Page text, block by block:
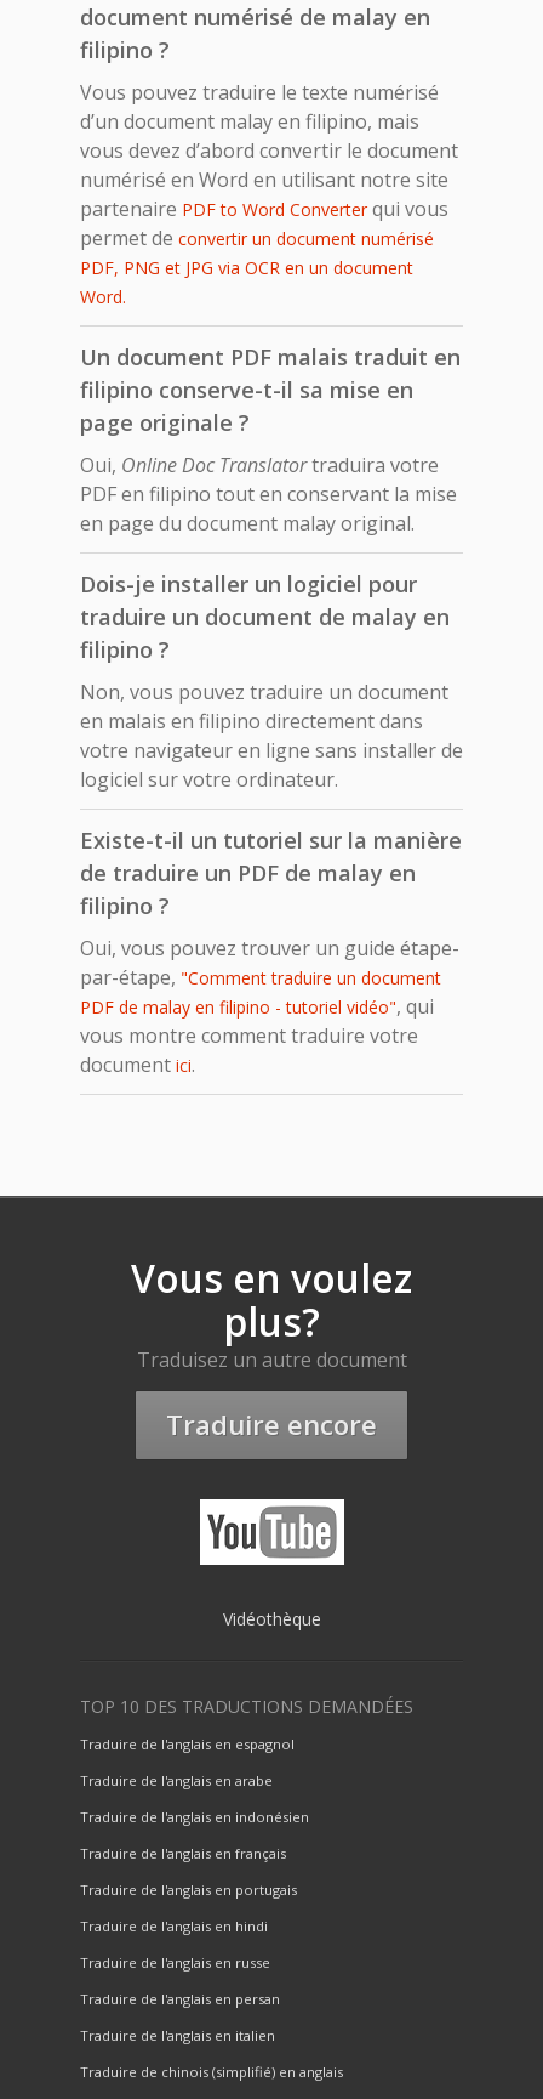
document numérisé de malay en
filipino ?
Vous pouvez traduire le texte numérisé
d’un document malay en filipino, mais
vous devez d’abord convertir le document
numérisé en Word en utilisant notre site
partenaire PDF to Word Converterqui vous
permet de convertir un document numérisé
PDF, PNG et JPG via OCR en un document
Word.
Un document PDF malais traduit en
filipino conserve-t-il sa mise en
page originale ?
Oui, Online Doc Translatortraduira votre
PDF en filipino tout en conservant la mise
en page du document malay original.
Dois-je installer un logiciel pour
traduire un document de malay en
filipino ?
Non, vous pouvez traduire un document
en malais en filipino directement dans
votre navigateur en ligne sans installer de
logiciel sur votre ordinateur.
Existe-t-il un tutoriel sur la manière
de traduire un PDF de malay en
filipino ?
Oui, vous pouvez trouver un guide étape-
par-étape, "Comment traduire un document
PDF de malay en filipino - tutoriel vidéo", qui
vous montre comment traduire votre
document ici.
Vous en voulez
plus?
Traduisez un autre document
Traduire encore
Vidéothèque
TOP 10 DES TRADUCTIONS DEMANDÉES
Traduire de l'anglais en espagnol
Traduire de l'anglais en arabe
Traduire de l'anglais en indonésien
Traduire de l'anglais en français
Traduire de l'anglais en portugais
Traduire de l'anglais en hindi
Traduire de l'anglais en russe
Traduire de l'anglais en persan
Traduire de l'anglais en italien
Traduire de chinois (simplifié) en anglais